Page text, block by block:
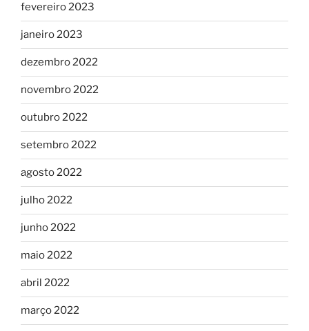
fevereiro 2023
janeiro 2023
dezembro 2022
novembro 2022
outubro 2022
setembro 2022
agosto 2022
julho 2022
junho 2022
maio 2022
abril 2022
março 2022